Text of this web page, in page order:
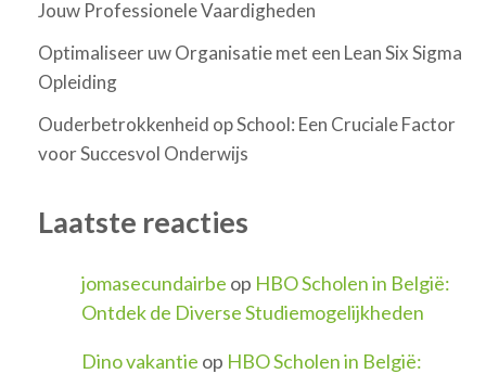
Jouw Professionele Vaardigheden
Optimaliseer uw Organisatie met een Lean Six Sigma
Opleiding
Ouderbetrokkenheid op School: Een Cruciale Factor
voor Succesvol Onderwijs
Laatste reacties
jomasecundairbe op HBO Scholen in België:
Ontdek de Diverse Studiemogelijkheden
Dino vakantie op HBO Scholen in België: